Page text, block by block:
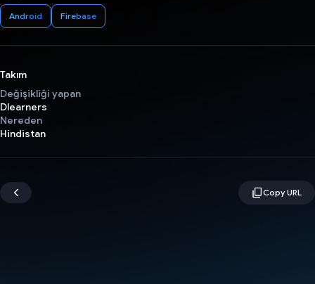
Android Firebase
Takım
Değişikliği yapan
Dlearners
Nereden
Hindistan